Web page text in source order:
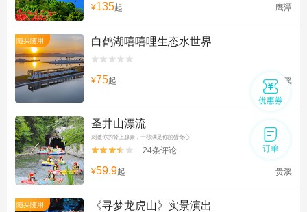
¥135起 鹰潭
随买随用 白鹤湖嘻嘻哩生态水世界


¥75起 贵溪
圣井山漂流
刺激你的肾上腺素，一秒满足你的猎奇心

 24条评论
¥59.9起 贵溪
随买随用 《寻梦龙虎山》实景演出